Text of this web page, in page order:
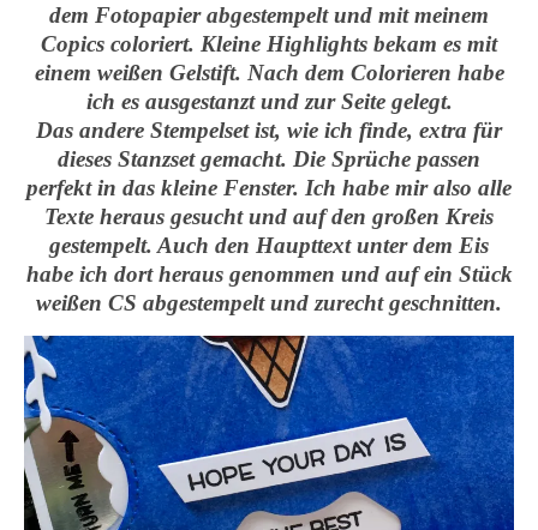
dem Fotopapier abgestempelt und mit meinem
Copics coloriert. Kleine Highlights bekam es mit
einem weißen Gelstift. Nach dem Colorieren habe
ich es ausgestanzt und zur Seite gelegt.
Das andere Stempelset ist, wie ich finde, extra für
dieses Stanzset gemacht. Die Sprüche passen
perfekt in das kleine Fenster. Ich habe mir also alle
Texte heraus gesucht und auf den großen Kreis
gestempelt. Auch den Haupttext unter dem Eis
habe ich dort heraus genommen und auf ein Stück
weißen CS abgestempelt und zurecht geschnitten.